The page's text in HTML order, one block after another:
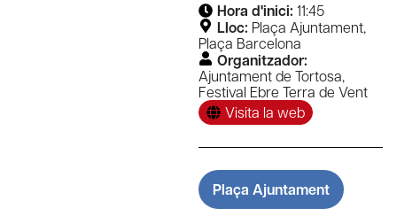
Hora d'inici: 11:45
Lloc: Plaça Ajuntament,
Plaça Barcelona
Organitzador:
Ajuntament de Tortosa,
Festival Ebre Terra de Vent
Visita la web
Plaça Ajuntament